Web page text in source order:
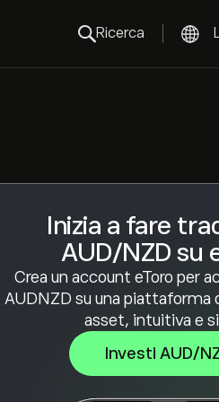
Ricerca
Inizia a fare
AUD/NZD su
Crea un account eToro per
AUDNZD su una
asset, intuitiva e
Investi AUD/